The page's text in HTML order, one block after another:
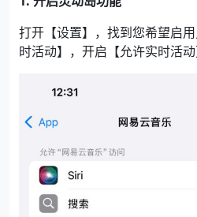
打开【设置】，找到您希望启
时活动】，开启【允许实时活动